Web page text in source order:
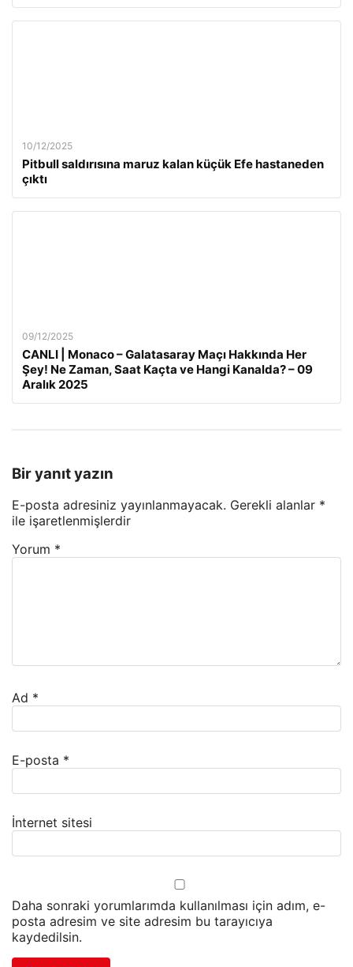
10/12/2025
Pitbull saldırısına maruz kalan küçük Efe hastaneden
çıktı
09/12/2025
CANLI | Monaco – Galatasaray Maçı Hakkında Her
Şey! Ne Zaman, Saat Kaçta ve Hangi Kanalda? – 09
Aralık 2025
Bir yanıt yazın
E-posta adresiniz yayınlanmayacak. Gerekli alanlar *
ile işaretlenmişlerdir
Yorum *
Ad *
E-posta *
İnternet sitesi
Daha sonraki yorumlarımda kullanılması için adım, e-
posta adresim ve site adresim bu tarayıcıya
kaydedilsin.